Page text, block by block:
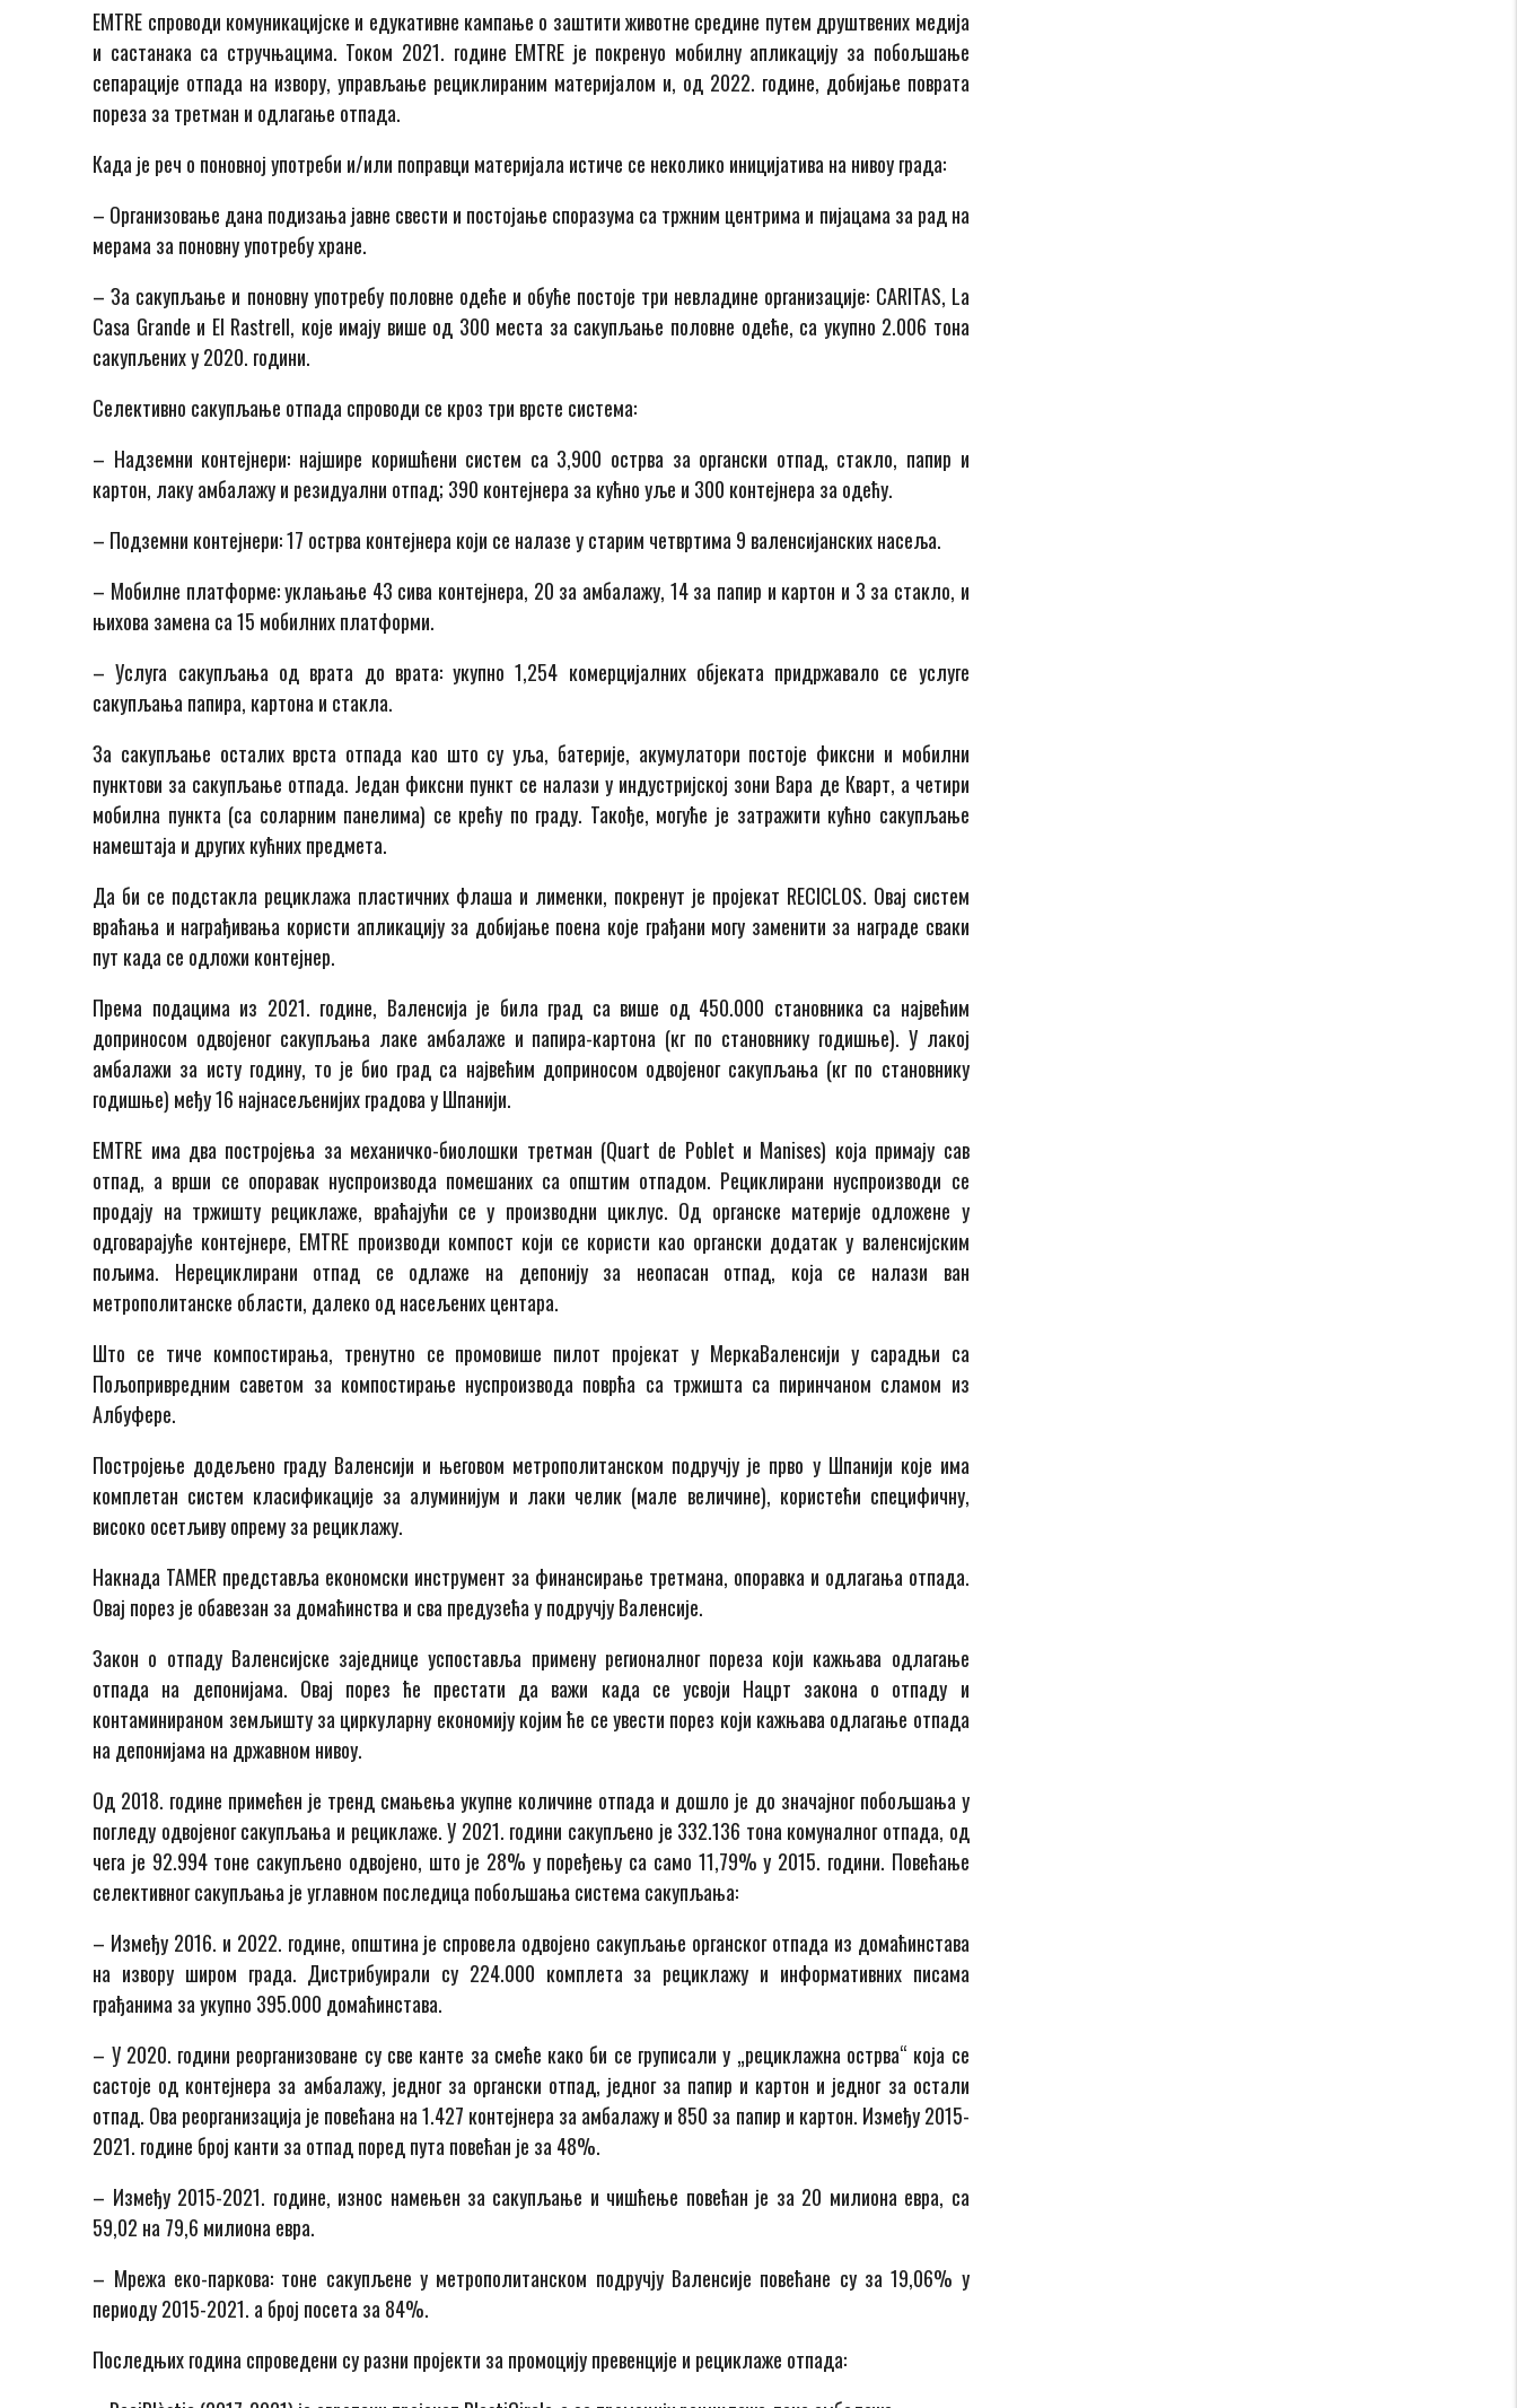
ЕМТRЕ спроводи комуникацијске и едукативне кампање о заштити животне средине путем друштвених медија
и састанака са стручњацима. Током 2021. године ЕМТRЕ је покренуо мобилну апликацију за побољшање
сепарације отпада на извору, управљање рециклираним материјалом и, од 2022. године, добијање поврата
пореза за третман и одлагање отпада.
Када је реч о поновној употреби и/или поправци материјала истиче се неколико иницијатива на нивоу града:
– Организовање дана подизања јавне свести и постојање споразума са тржним центрима и пијацама за рад на
мерама за поновну употребу хране.
– За сакупљање и поновну употребу половне одеће и обуће постоје три невладине организације: CARITAS, La
Casa Grande и El Rastrell, које имају више од 300 места за сакупљање половне одеће, са укупно 2.006 тона
сакупљених у 2020. години.
Селективно сакупљање отпада спроводи се кроз три врсте система:
– Надземни контејнери: најшире коришћени систем са 3,900 острва за органски отпад, стакло, папир и
картон, лаку амбалажу и резидуални отпад; 390 контејнера за кућно уље и 300 контејнера за одећу.
– Подземни контејнери: 17 острва контејнера који се налазе у старим четвртима 9 валенсијанских насеља.
– Мобилне платформе: уклањање 43 сива контејнера, 20 за амбалажу, 14 за папир и картон и 3 за стакло, и
њихова замена са 15 мобилних платформи.
– Услуга сакупљања од врата до врата: укупно 1,254 комерцијалних објеката придржавало се услуге
сакупљања папира, картона и стакла.
За сакупљање осталих врста отпада као што су уља, батерије, акумулатори постоје фиксни и мобилни
пунктови за сакупљање отпада. Један фиксни пункт се налази у индустријској зони Вара де Кварт, а четири
мобилна пункта (са соларним панелима) се крећу по граду. Такође, могуће је затражити кућно сакупљање
намештаја и других кућних предмета.
Да би се подстакла рециклажа пластичних флаша и лименки, покренут је пројекат RECICLOS. Овај систем
враћања и награђивања користи апликацију за добијање поена које грађани могу заменити за награде сваки
пут када се одложи контејнер.
Према подацима из 2021. године, Валенсија је била град са више од 450.000 становника са највећим
доприносом одвојеног сакупљања лаке амбалаже и папира-картона (кг по становнику годишње). У лакој
амбалажи за исту годину, то је био град са највећим доприносом одвојеног сакупљања (кг по становнику
годишње) међу 16 најнасељенијих градова у Шпанији.
EMTRE има два постројења за механичко-биолошки третман (Quart de Poblet и Manises) која примају сав
отпад, а врши се опоравак нуспроизвода помешаних са општим отпадом. Рециклирани нуспроизводи се
продају на тржишту рециклаже, враћајући се у производни циклус. Од органске материје одложене у
одговарајуће контејнере, EMTRE производи компост који се користи као органски додатак у валенсијским
пољима. Нерециклирани отпад се одлаже на депонију за неопасан отпад, која се налази ван
метрополитанске области, далеко од насељених центара.
Што се тиче компостирања, тренутно се промовише пилот пројекат у МеркаВаленсији у сарадњи са
Пољопривредним саветом за компостирање нуспроизвода поврћа са тржишта са пиринчаном сламом из
Албуфере.
Постројење додељено граду Валенсији и његовом метрополитанском подручју је прво у Шпанији које има
комплетан систем класификације за алуминијум и лаки челик (мале величине), користећи специфичну,
високо осетљиву опрему за рециклажу.
Накнада TAMER представља економски инструмент за финансирање третмана, опоравка и одлагања отпада.
Овај порез је обавезан за домаћинства и сва предузећа у подручју Валенсије.
Закон о отпаду Валенсијске заједнице успоставља примену регионалног пореза који кажњава одлагање
отпада на депонијама. Овај порез ће престати да важи када се усвоји Нацрт закона о отпаду и
контаминираном земљишту за циркуларну економију којим ће се увести порез који кажњава одлагање отпада
на депонијама на државном нивоу.
Од 2018. године примећен је тренд смањења укупне количине отпада и дошло је до значајног побољшања у
погледу одвојеног сакупљања и рециклаже. У 2021. години сакупљено је 332.136 тона комуналног отпада, од
чега је 92.994 тоне сакупљено одвојено, што је 28% у поређењу са само 11,79% у 2015. години. Повећање
селективног сакупљања је углавном последица побољшања система сакупљања:
– Између 2016. и 2022. године, општина је спровела одвојено сакупљање органског отпада из домаћинстава
на извору широм града. Дистрибуирали су 224.000 комплета за рециклажу и информативних писама
грађанима за укупно 395.000 домаћинстава.
– У 2020. години реорганизоване су све канте за смеће како би се груписали у „рециклажна острва“ која се
састоје од контејнера за амбалажу, једног за органски отпад, једног за папир и картон и једног за остали
отпад. Ова реорганизација је повећана на 1.427 контејнера за амбалажу и 850 за папир и картон. Између 2015-
2021. године број канти за отпад поред пута повећан је за 48%.
– Између 2015-2021. године, износ намењен за сакупљање и чишћење повећан је за 20 милиона евра, са
59,02 на 79,6 милиона евра.
– Мрежа еко-паркова: тоне сакупљене у метрополитанском подручју Валенсије повећане су за 19,06% у
периоду 2015-2021. а број посета за 84%.
Последњих година спроведени су разни пројекти за промоцију превенције и рециклаже отпада: